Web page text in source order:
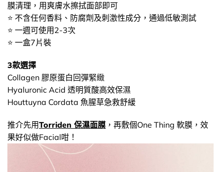
膜清理，用爽膚水擦拭面部即可
⭐ 不含任何香料、防腐劑及刺激性成分，通過低敏測試
⭐ 一週可使用2-3次
⭐ 一盒7片裝
3款選擇
Collagen 膠原蛋白回彈緊緻
Hyaluronic Acid 透明質酸高效保濕
Houttuyna Cordata 魚腥草急救舒緩
推介先用Torriden 保濕面膜 ，再敷個One Thing 軟膜，效
果好似做Facial咁！